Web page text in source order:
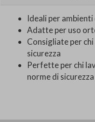
Ideali per
Adatte per uso
Consigliate per
sicurezza
Perfette per chi
norme di